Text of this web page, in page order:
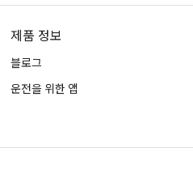
제품 정보
블로그
운전을 위한 앱